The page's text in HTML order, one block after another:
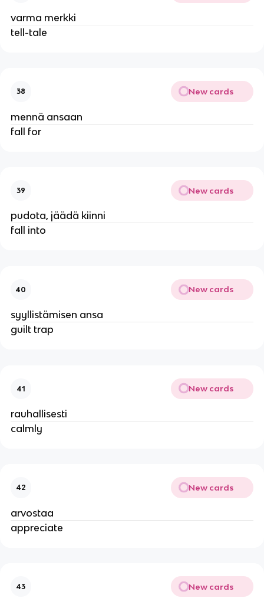
varma merkki
tell-tale
38 New cards
mennä ansaan
fall for
39 New cards
pudota, jäädä kiinni
fall into
40 New cards
syyllistämisen ansa
guilt trap
41 New cards
rauhallisesti
calmly
42 New cards
arvostaa
appreciate
43 New cards